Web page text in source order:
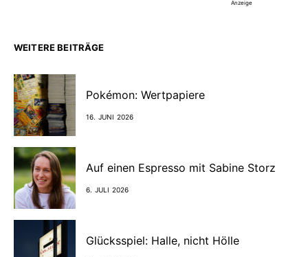
Anzeige
WEITERE BEITRÄGE
Pokémon: Wertpapiere
16. JUNI 2026
Auf einen Espresso mit Sabine Storz
6. JULI 2026
Glücksspiel: Halle, nicht Hölle